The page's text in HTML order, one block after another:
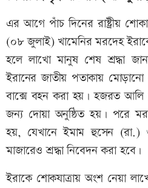
এর আগে পাঁচ দিনের রাষ্ট্রীয়
(০৮ জুলাই) খামেনির মরদেহ
হলে লাখো মানুষ শেষ শ্রদ্ধা
ইরানের জাতীয় পতাকায়
বাক্সে বহন করা হয়। হজরত আলি
জন্য দোয়া অনুষ্ঠিত হয়। পরে
হয়, যেখানে ইমাম হুসেন
মাজারেও শ্রদ্ধা নিবেদন করা হবে।
ইরাকে শোকযাত্রায় অংশ নেয়া